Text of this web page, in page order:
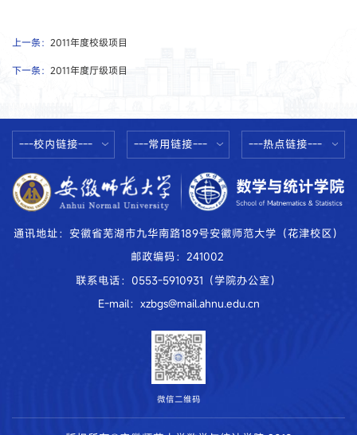
上一条： 2011年度校级项目
下一条： 2011年度厅级项目
---校内链接--- ---常用链接--- ---热点链接---
通讯地址：安徽省芜湖市九华南路189号安徽师范大学（花津校区）
邮政编码：241002
联系电话：0553-5910931（学院办公室）
E-mail：xzbgs@mail.ahnu.edu.cn
微信二维码